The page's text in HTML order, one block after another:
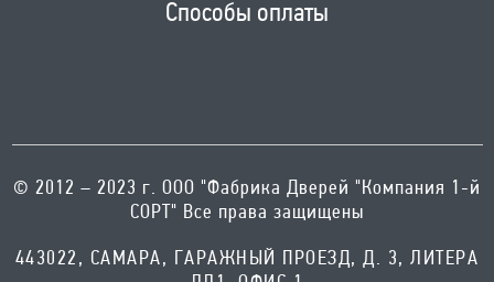
Способы оплаты
© 2012 – 2023 г. ООО "Фабрика Дверей "Компания 1-й
СОРТ" Все права защищены
443022, САМАРА, ГАРАЖНЫЙ ПРОЕЗД, Д. 3, ЛИТЕРА